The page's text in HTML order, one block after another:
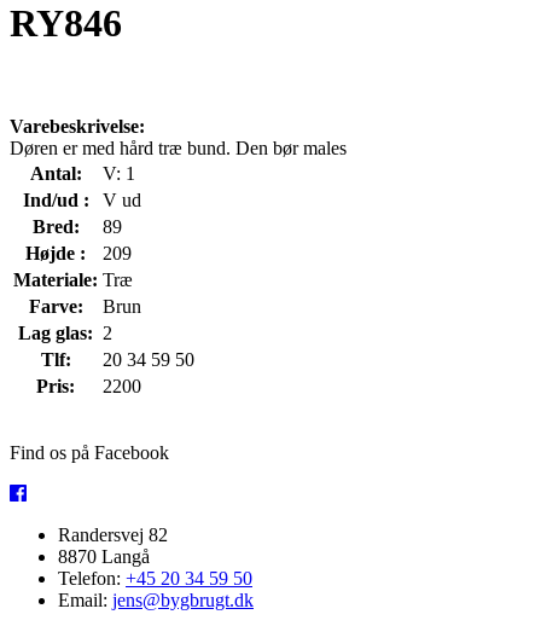
RY846
Varebeskrivelse:
Døren er med hård træ bund. Den bør males
Antal:
V: 1
Ind/ud :
V ud
Bred:
89
Højde :
209
Materiale: Træ
Farve:
Brun
Lag glas: 2
Tlf:
20 34 59 50
Pris:
2200
Find os på Facebook
Randersvej 82
8870 Langå
Telefon: +45 20 34 59 50
Email: jens@bygbrugt.dk